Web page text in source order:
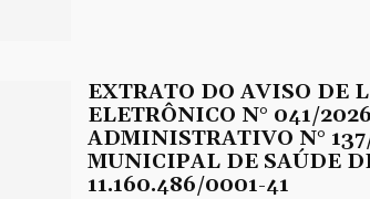
EXTRATO DO AVISO DE
ELETRÔNICO N° 041/
ADMINISTRATIVO N°
MUNICIPAL DE SAÚDE
11.160.486/0001-41